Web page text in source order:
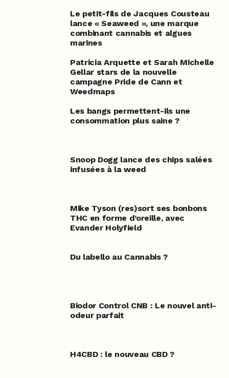
Le petit-fils de Jacques Cousteau
lance « Seaweed », une marque
combinant cannabis et algues
marines
Patricia Arquette et Sarah Michelle
Gellar stars de la nouvelle
campagne Pride de Cann et
Weedmaps
Les bangs permettent-ils une
consommation plus saine ?
Snoop Dogg lance des chips salées
infusées à la weed
Mike Tyson (res)sort ses bonbons
THC en forme d’oreille, avec
Evander Holyfield
Du labello au Cannabis ?
Biodor Control CNB : Le nouvel anti-
odeur parfait
H4CBD : le nouveau CBD ?